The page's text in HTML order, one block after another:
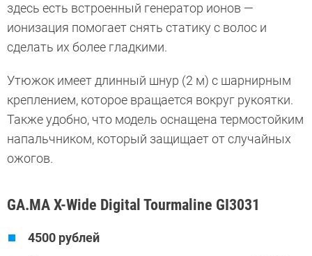
здесь есть встроенный генератор ионов —
ионизация помогает снять статику с волос и
сделать их более гладкими.
Утюжок имеет длинный шнур (2 м) с шарнирным
креплением, которое вращается вокруг рукоятки.
Также удобно, что модель оснащена термостойким
напальчником, который защищает от случайных
ожогов.
GA.MA X-Wide Digital Tourmaline GI3031
4500 рублей